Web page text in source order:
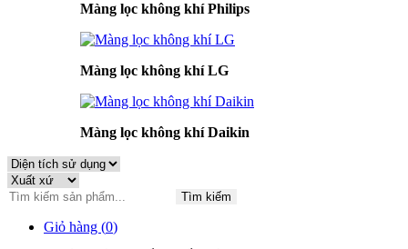
Màng lọc không khí Philips
Màng lọc không khí LG
Màng lọc không khí Daikin
Tìm kiếm
Giỏ hàng (0)